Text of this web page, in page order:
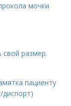
мочки
свой размер.
пациенту
диспорт)